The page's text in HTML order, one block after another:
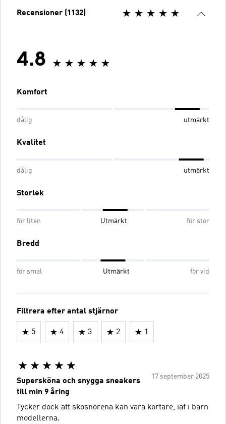
Recensioner (1132)
4.8
Komfort
dålig utmärkt
Kvalitet
dålig utmärkt
Storlek
för liten Utmärkt för stor
Bredd
för smal Utmärkt för vid
Filtrera efter antal stjärnor
5 4 3 2 1
17 september 2025
Supersköna och snygga sneakers
till min 9 åring
Tycker dock att skosnörena kan vara kortare, iaf i barn
modellerna.